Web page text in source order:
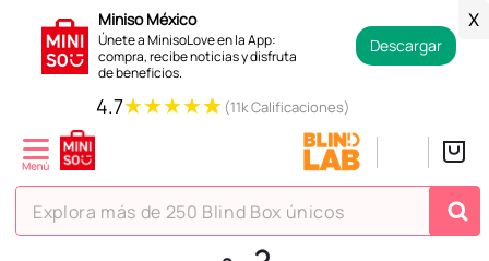
Miniso México
Únete a MinisoLove en la App:
compra, recibe noticias y disfruta
de beneficios.
Descargar
X
4.7★★★★★ (11k Calificaciones)
Explora más de 250 Blind Box únicos